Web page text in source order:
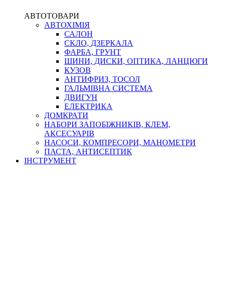
АВТОТОВАРИ
АВТОХІМІЯ
САЛОН
СКЛО, ДЗЕРКАЛА
ФАРБА, ГРУНТ
ШИНИ, ДИСКИ, ОПТИКА, ЛАНЦЮГИ
КУЗОВ
АНТИФРИЗ, ТОСОЛ
ГАЛЬМІВНА СИСТЕМА
ДВИГУН
ЕЛЕКТРИКА
ДОМКРАТИ
НАБОРИ ЗАПОБІЖНИКІВ, КЛЕМ,
АКСЕСУАРІВ
НАСОСИ, КОМПРЕСОРИ, МАНОМЕТРИ
ПАСТА, АНТИСЕПТИК
ІНСТРУМЕНТ